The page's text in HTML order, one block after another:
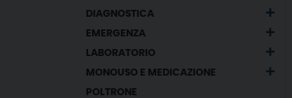
DIAGNOSTICA
EMERGENZA
LABORATORIO
MONOUSO E MEDICAZIONE
POLTRONE